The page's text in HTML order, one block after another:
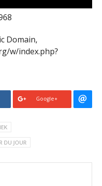
Domain,
w/index.php?
Google+
DU JOUR